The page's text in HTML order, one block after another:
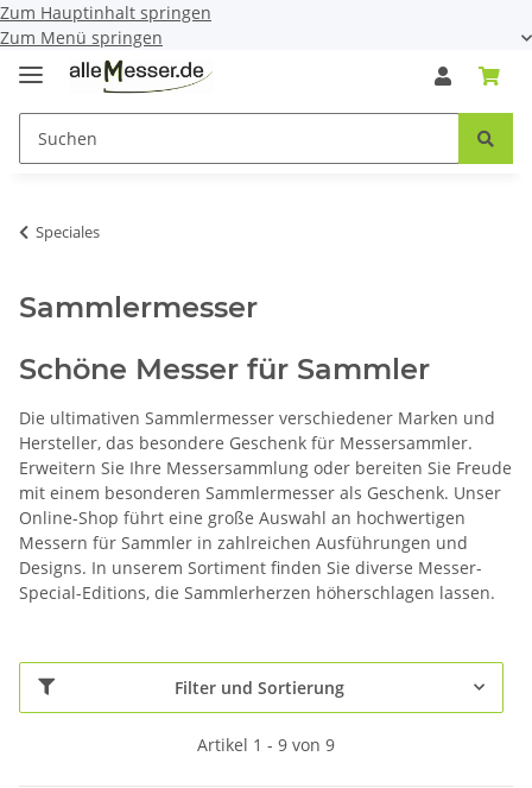
Zum Hauptinhalt springen
Zum Menü springen
Speciales
Sammlermesser
Schöne Messer für Sammler
Die ultimativen Sammlermesser verschiedener Marken und
Hersteller, das besondere Geschenk für Messersammler.
Erweitern Sie Ihre Messersammlung oder bereiten Sie Freude
mit einem besonderen Sammlermesser als Geschenk. Unser
Online-Shop führt eine große Auswahl an hochwertigen
Messern für Sammler in zahlreichen Ausführungen und
Designs. In unserem Sortiment finden Sie diverse Messer-
Special-Editions, die Sammlerherzen höherschlagen lassen.
Filter und Sortierung
Artikel 1 - 9 von 9